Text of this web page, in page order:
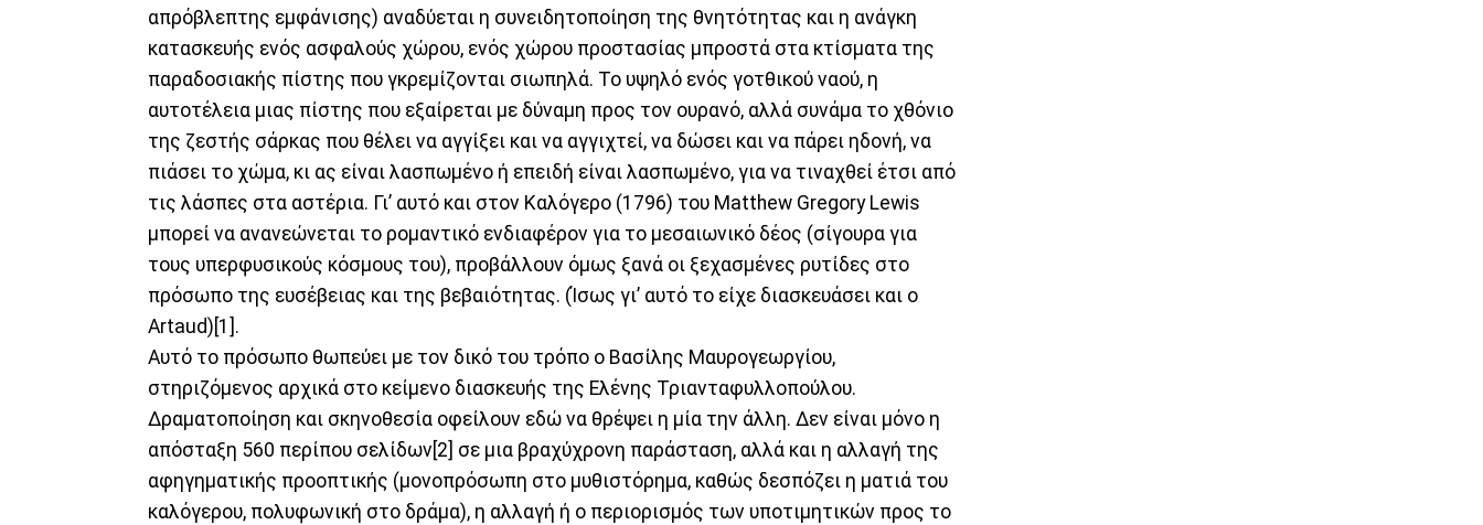
απρόβλεπτης εμφάνισης) αναδύεται η συνειδητοποίηση της θνητότητας και η ανάγκη
κατασκευής ενός ασφαλούς χώρου, ενός χώρου προστασίας μπροστά στα κτίσματα της
παραδοσιακής πίστης που γκρεμίζονται σιωπηλά. Το υψηλό ενός γοτθικού ναού, η
αυτοτέλεια μιας πίστης που εξαίρεται με δύναμη προς τον ουρανό, αλλά συνάμα το χθόνιο
της ζεστής σάρκας που θέλει να αγγίξει και να αγγιχτεί, να δώσει και να πάρει ηδονή, να
πιάσει το χώμα, κι ας είναι λασπωμένο ή επειδή είναι λασπωμένο, για να τιναχθεί έτσι από
τις λάσπες στα αστέρια. Γι’ αυτό και στον Καλόγερο (1796) του Matthew Gregory Lewis
μπορεί να ανανεώνεται το ρομαντικό ενδιαφέρον για το μεσαιωνικό δέος (σίγουρα για
τους υπερφυσικούς κόσμους του), προβάλλουν όμως ξανά οι ξεχασμένες ρυτίδες στο
πρόσωπο της ευσέβειας και της βεβαιότητας. (Ίσως γι’ αυτό το είχε διασκευάσει και ο
Artaud)[1].
Αυτό το πρόσωπο θωπεύει με τον δικό του τρόπο ο Βασίλης Μαυρογεωργίου,
στηριζόμενος αρχικά στο κείμενο διασκευής της Ελένης Τριανταφυλλοπούλου.
Δραματοποίηση και σκηνοθεσία οφείλουν εδώ να θρέψει η μία την άλλη. Δεν είναι μόνο η
απόσταξη 560 περίπου σελίδων[2] σε μια βραχύχρονη παράσταση, αλλά και η αλλαγή της
αφηγηματικής προοπτικής (μονοπρόσωπη στο μυθιστόρημα, καθώς δεσπόζει η ματιά του
καλόγερου, πολυφωνική στο δράμα), η αλλαγή ή ο περιορισμός των υποτιμητικών προς το